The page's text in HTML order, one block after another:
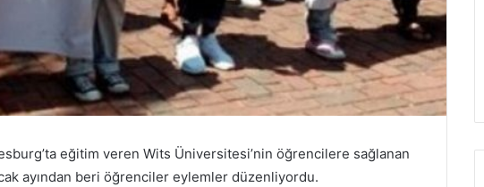
eğitim veren Wits Üniversitesi’nin öğrencilere sağlanan
ayından beri öğrenciler eylemler düzenliyordu.